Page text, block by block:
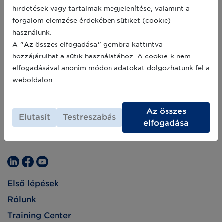
is támogatják. Éppen emiatt a vállalatok is
egyre inkább felismerik, hogy a megfelelő
minőségű vonalkódok biztosítása a saját
érdeküket szolgálja.
Első lépések
Rólunk
Training Center
hirdetések vagy tartalmak megjelenítése, valamint a
forgalom elemzése érdekében sütiket (cookie)
használunk.
A "Az összes elfogadása" gombra kattintva
hozzájárulhat a sütik használatához. A cookie-k nem
elfogadásával anonim módon adatokat dolgozhatunk fel a
weboldalon.
Elutasít Testreszabás
Az összes
elfogadása